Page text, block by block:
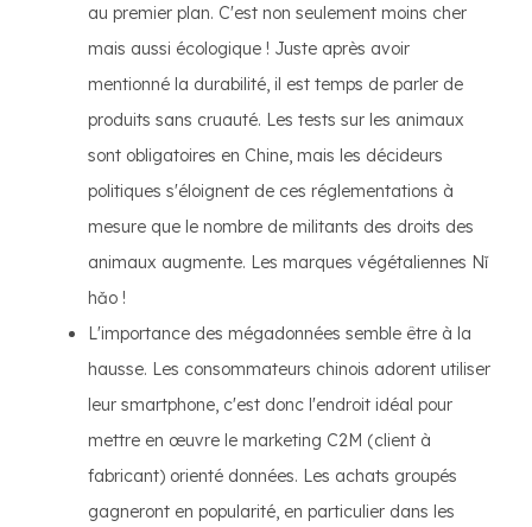
au premier plan. C'est non seulement moins cher
mais aussi écologique ! Juste après avoir
mentionné la durabilité, il est temps de parler de
produits sans cruauté. Les tests sur les animaux
sont obligatoires en Chine, mais les décideurs
politiques s'éloignent de ces réglementations à
mesure que le nombre de militants des droits des
animaux augmente. Les marques végétaliennes Nǐ
hǎo !
L'importance des mégadonnées semble être à la
hausse. Les consommateurs chinois adorent utiliser
leur smartphone, c'est donc l'endroit idéal pour
mettre en œuvre le marketing C2M (client à
fabricant) orienté données. Les achats groupés
gagneront en popularité, en particulier dans les